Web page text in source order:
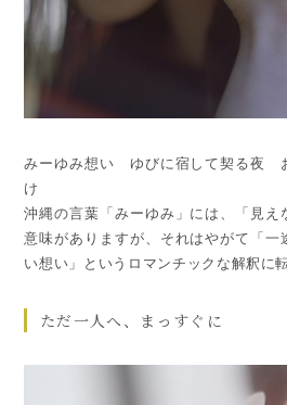
みーゆみ想い ゆびに宿して契る夜
け
沖縄の言葉「みーゆみ」には、「見え
意味がありますが、それはやがて「一
い想い」というロマンチックな解釈に
ただ一人へ、まっすぐに